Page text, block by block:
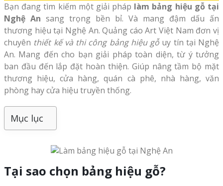
Bạn đang tìm kiếm một giải pháp làm bảng hiệu gỗ tại
Nghệ An sang trọng bền bỉ. Và mang đậm dấu ấn
thương hiệu tại Nghệ An. Quảng cáo Art Việt Nam đơn vị
chuyên thiết kế và thi công bảng hiệu gỗuy tín tại Nghệ
An. Mang đến cho bạn giải pháp toàn diện, từ ý tưởng
ban đầu đến lắp đặt hoàn thiện. Giúp nâng tầm bộ mặt
thương hiệu, cửa hàng, quán cà phê, nhà hàng, văn
phòng hay cửa hiệu truyền thống.
Mục lục
Tại sao chọn bảng hiệu gỗ?